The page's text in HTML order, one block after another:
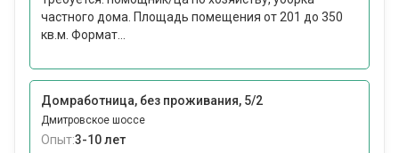
частного дома. Площадь помещения от 201 до 350
кв.м. Формат...
Домработница, без проживания, 5/2
Дмитровское шоссе
Опыт:3-10 лет